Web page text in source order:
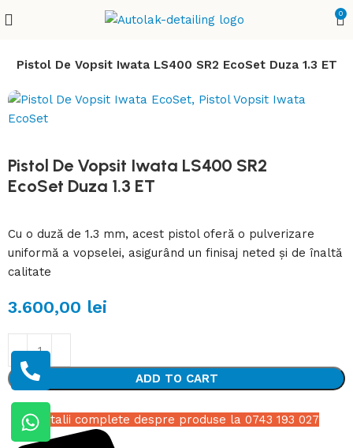
0
Pistol De Vopsit Iwata LS400 SR2 EcoSet Duza 1.3 ET
Pistol De Vopsit Iwata LS400 SR2
EcoSet Duza 1.3 ET
Cu o duză de 1.3 mm, acest pistol oferă o pulverizare
uniformă a vopselei, asigurând un finisaj neted și de înaltă
calitate
3.600,00 lei
ADD TO CART
Detalii complete despre produse la 0743 193 027